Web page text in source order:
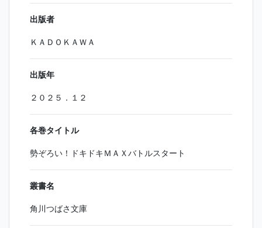
出版者
ＫＡＤＯＫＡＷＡ
出版年
２０２５．１２
各巻タイトル
勢ぞろい！ドキドキＭＡＸバトルスタート
叢書名
角川つばさ文庫